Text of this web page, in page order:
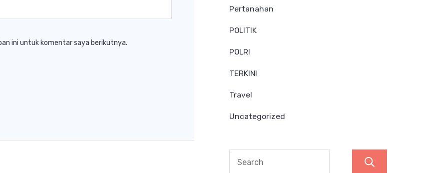
ini untuk komentar saya berikutnya.
Pertanahan
POLITIK
POLRI
TERKINI
Travel
Uncategorized